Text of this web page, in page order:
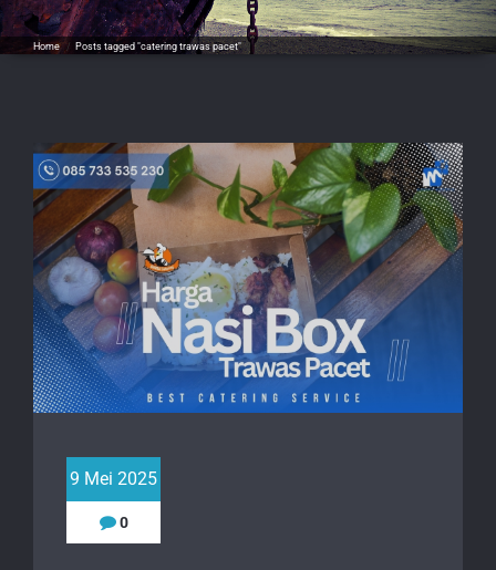
Home / Posts tagged "catering trawas pacet"
9 Mei 2025
0